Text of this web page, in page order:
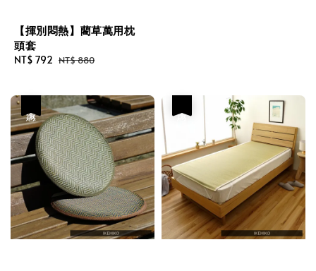
【揮別悶熱】藺草萬用枕
頭套
Sale
NT$ 792 Regular
NT$ 880